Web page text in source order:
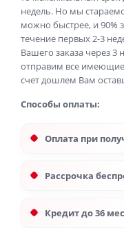
недель. Но мы
можно быстрее, и 90%
течение первых 2-3
Вашего заказа через 3
отправим все
счет дошлем Вам
Способы оплаты:
Оплата при
Рассрочка
Кредит до 36